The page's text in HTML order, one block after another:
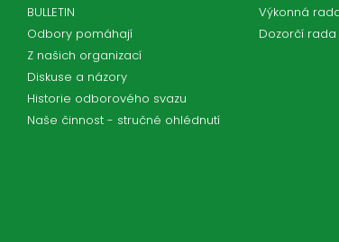
BULLETIN
Odbory pomáhají
Z našich organizací
Diskuse a názory
Historie odborového svazu
Naše činnost - stručné ohlédnutí
Výkonná
Dozorčí rada